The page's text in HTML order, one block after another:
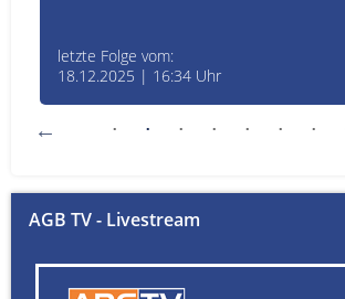
letzte Folge vom:
18.12.2025 | 16:34 Uhr
AGB TV - Livestream